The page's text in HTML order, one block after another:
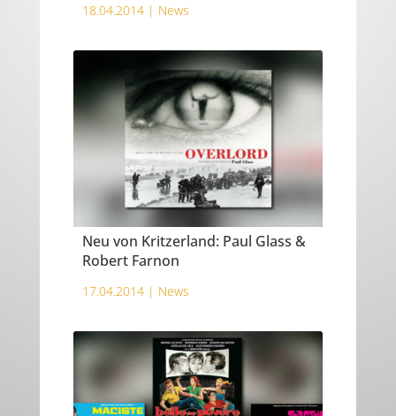
18.04.2014 | News
Neu von Kritzerland: Paul Glass &
Robert Farnon
17.04.2014 | News